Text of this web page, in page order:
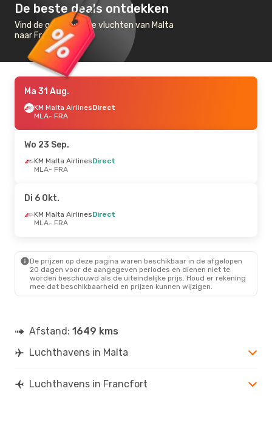
De beste deals ontdekken
Vind de goedkoopste vluchten van Malta
naar Francfort
Ma 31 Aug.
KM Malta AirlinesDirect
MLA- FRA
Wo 23 Sep.
KM Malta AirlinesDirect
MLA- FRA
Di 6 Okt.
KM Malta AirlinesDirect
MLA- FRA
De prijzen op deze pagina waren beschikbaar in de afgelopen
20 dagen voor de aangegeven periodes en dienen niet te
worden beschouwd als de uiteindelijke prijs. Houd er rekening
mee dat beschikbaarheid en prijzen kunnen wijzigen.
Afstand: 1649 kms
Luchthavens in Malta
Luchthavens in Francfort